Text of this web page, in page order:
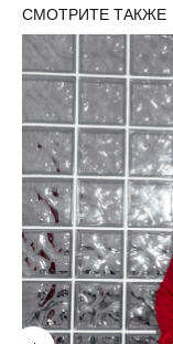
СМОТРИТЕ ТАКЖЕ